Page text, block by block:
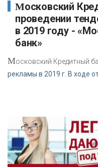
Московский Кредитный банк объявил о
проведении
в 2019 году -
банк»
Московский Кредитный
рекламы в 2019 г. В ходе